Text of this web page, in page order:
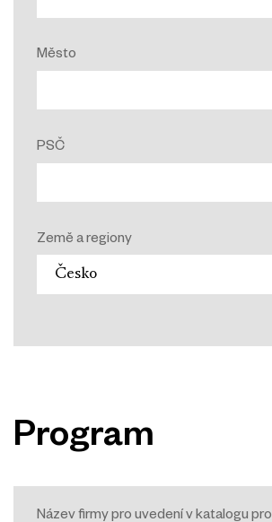
Město
PSČ
Země a regiony
Česko
Program
Název firmy pro uvedení v katalogu